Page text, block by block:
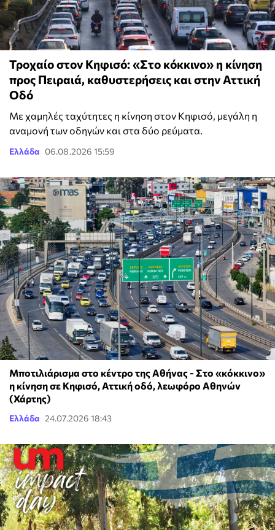
Τροχαίο στον Κηφισό: «Στο κόκκινο» η κίνηση
προς Πειραιά, καθυστερήσεις και στην Αττική
Οδό
Mε χαμηλές ταχύτητες η κίνηση στον Κηφισό, μεγάλη η
αναμονή των οδηγών και στα δύο ρεύματα.
Ελλάδα 06.08.2026 15:59
Μποτιλιάρισμα στο κέντρο της Αθήνας - Στο «κόκκινο»
η κίνηση σε Κηφισό, Αττική οδό, λεωφόρο Αθηνών
(Χάρτης)
Ελλάδα 24.07.2026 18:43